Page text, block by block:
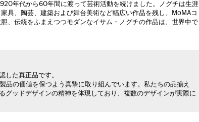
年代から60年間に渡って芸術活動を続けました。ノグチは生涯
具、陶芸、建築および舞台美術など幅広い作品を残し、MoMAコ
、伝統をふまえつつモダンなイサム・ノグチの作品は、世界中で
した真正品です。
の価値を保つよう真摯に取り組んでいます。私たちの品揃え
ッドデザインの精神を体現しており、複数のデザインが実際に